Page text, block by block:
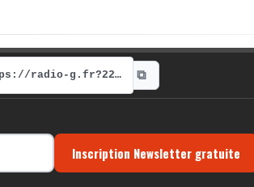
https://radio-g.fr?22003 ⧉
Inscription Newsletter gratuite